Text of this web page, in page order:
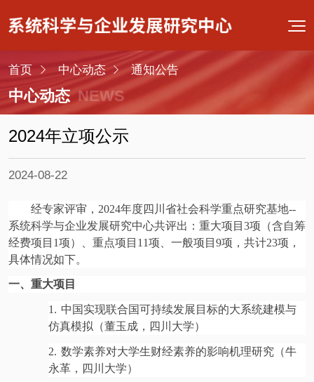
首页 中心动态 通知公告
中心动态 NEWS
2024年立项公示
2024-08-22
经专家评审，2024年度四川省社会科学重点研究基地--
系统科学与企业发展研究中心共评出：重大项目3项（含自筹
经费项目1项）、重点项目11项、一般项目9项，共计23项，
具体情况如下。
一、重大项目
1. 中国实现联合国可持续发展目标的大系统建模与
仿真模拟（董玉成，四川大学）
2. 数学素养对大学生财经素养的影响机理研究（牛
永革，四川大学）